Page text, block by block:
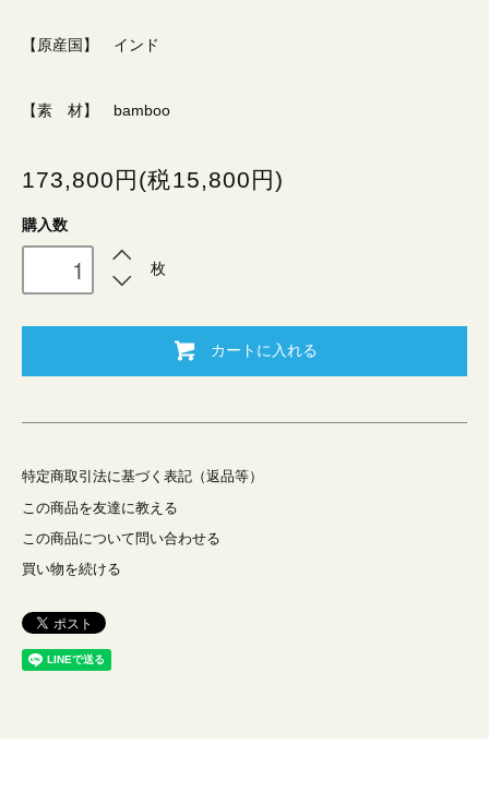
【原産国】 インド
【素 材】 bamboo
173,800円(税15,800円)
購入数
枚
カートに入れる
特定商取引法に基づく表記（返品等）
この商品を友達に教える
この商品について問い合わせる
買い物を続ける